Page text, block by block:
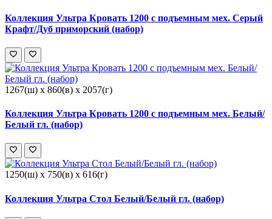
Коллекция Ультра Кровать 1200 с подъемным мех. Серый
Крафт/Дуб приморский (набор)
1267(ш) x 860(в) x 2057(г)
Коллекция Ультра Кровать 1200 с подъемным мех. Белый/
Белый гл. (набор)
1250(ш) x 750(в) x 616(г)
Коллекция Ультра Стол Белый/Белый гл. (набор)